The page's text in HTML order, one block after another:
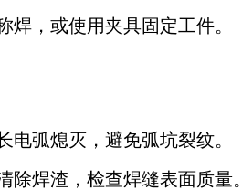
，或使用夹具固定工件。
弧熄灭，避免弧坑裂纹。
焊渣，检查焊缝表面质量。